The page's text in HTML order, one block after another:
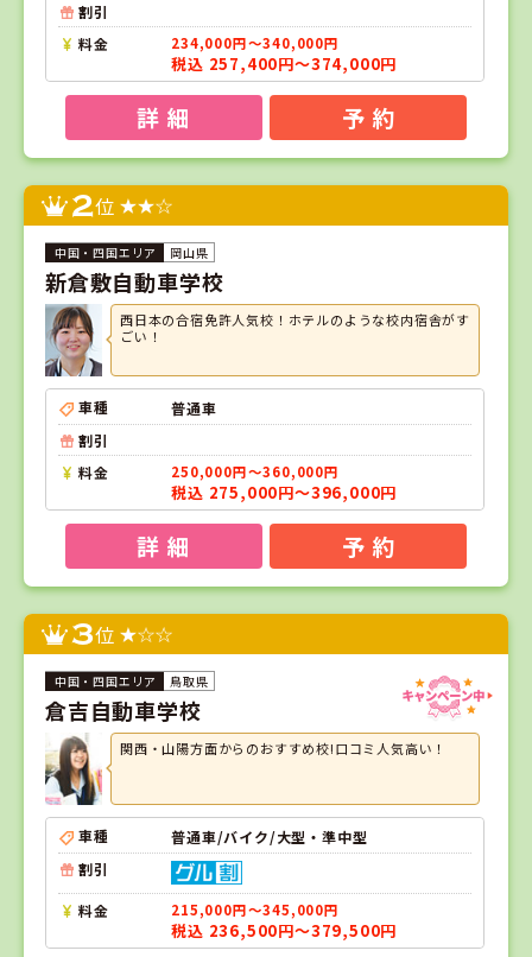
割引
料金
234,000円～340,000円
税込 257,400円～374,000円
詳 細 予 約
2位
岡山県
新倉敷自動車学校
西日本の合宿免許人気校！ホテルのような校内宿舎がす
ごい！
車種
普通車
割引
料金
250,000円～360,000円
税込 275,000円～396,000円
詳 細 予 約
3位
鳥取県
倉吉自動車学校
関西・山陽方面からのおすすめ校!口コミ人気高い！
車種
普通車/バイク/大型・準中型
割引
料金 215,000円～345,000円
税込 236,500円～379,500円